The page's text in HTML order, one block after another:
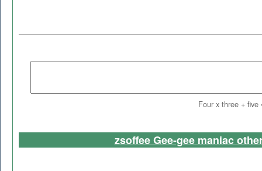
Four x three +
zsoffee Gee-gee maniac